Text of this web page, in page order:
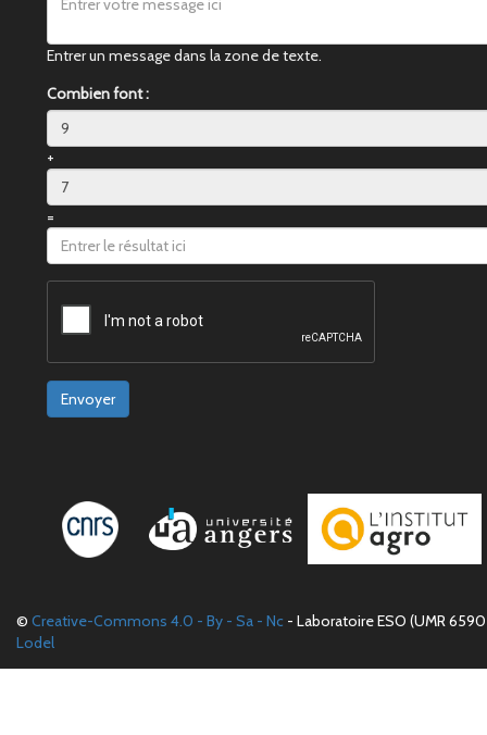
Entrer un message dans la zone de texte.
Combien font :
+
=
Envoyer
© Creative-Commons 4.0 - By - Sa - Nc - Laboratoire ESO (UMR
Lodel